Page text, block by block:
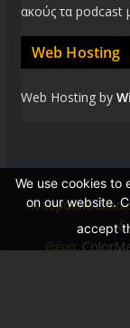
ακούς τα podcast
Web Hosting
Web Hosting by
Πνευματικά
Θέμα:
We use cookies to
on our website.
accept